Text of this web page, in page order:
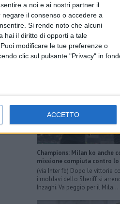
a noi e ai nostri partner il
il consenso o accedere a
Si rende noto che alcuni
hai il diritto di opporti a tale
modificare le tue preferenze o
clic sul pulsante "Privacy" in
ACCETTO
Il Milan conquista Bologna
(via Ac Milan fb) PIERO
espugna il Dall'Ara di
uomini di Mihajlovic partono
Champions: Milan ko anche
missione compiuta contro
(via Inter fb) Dopo le vittorie
i moldavi dello Sheriff si
Inzaghi. Va peggio per il Mila...